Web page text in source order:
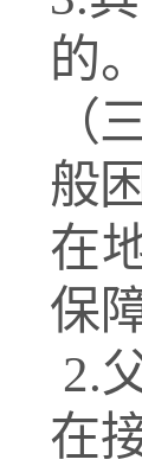
的。
（
般
在
保
2.
在